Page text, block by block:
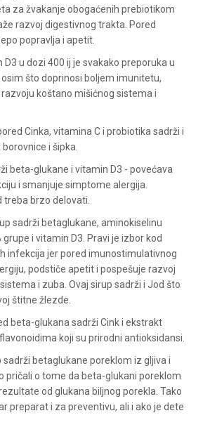
za žvakanje obogaćenih prebiotikom
razvoj digestivnog trakta. Pored
popravlja i apetit.
u dozi 400 ij je svakako preporuka u
što doprinosi boljem imunitetu,
koštano mišićnog sistema i
Cinka, vitamina C i probiotika sadrži i
i šipka.
beta-glukane i vitamin D3 - povećava
i smanjuje simptome alergija.
treba brzo delovati.
sadrži betaglukane, aminokiselinu
i vitamin D3. Pravi je izbor kod
infekcija jer pored imunostimulativnog
podstiče apetit i pospešuje razvoj
i zuba. Ovaj sirup sadrži i Jod što
štitne žlezde.
beta-glukana sadrži Cink i ekstrakt
koji su prirodni antioksidansi.
sadrži betaglukane poreklom iz gljiva i
pričali o tome da beta-glukani poreklom
od glukana biljnog porekla. Tako
preparat i za preventivu, ali i ako je dete